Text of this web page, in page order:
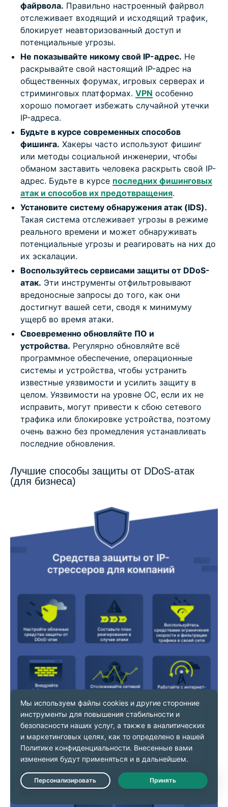
файрвола. Правильно настроенный файрвол
отслеживает входящий и исходящий трафик,
блокирует неавторизованный доступ и
потенциальные угрозы.
Не показывайте никому свой IP-адрес. Не
раскрывайте свой настоящий IP-адрес на
общественных форумах, игровых серверах и
стриминговых платформах. VPN особенно
хорошо помогает избежать случайной утечки
IP-адреса.
Будьте в курсе современных способов
фишинга. Хакеры часто используют фишинг
или методы социальной инженерии, чтобы
обманом заставить человека раскрыть свой IP-
адрес. Будьте в курсе последних фишинговых
атак и способов их предотвращения.
Установите систему обнаружения атак (IDS).
Такая система отслеживает угрозы в режиме
реального времени и может обнаруживать
потенциальные угрозы и реагировать на них до
их эскалации.
Воспользуйтесь сервисами защиты от DDoS-
атак. Эти инструменты отфильтровывают
вредоносные запросы до того, как они
достигнут вашей сети, сводя к минимуму
ущерб во время атаки.
Своевременно обновляйте ПО и
устройства. Регулярно обновляйте всё
программное обеспечение, операционные
системы и устройства, чтобы устранить
известные уязвимости и усилить защиту в
целом. Уязвимости на уровне ОС, если их не
исправить, могут привести к сбою сетевого
трафика или блокировке устройства, поэтому
очень важно без промедления устанавливать
последние обновления.
Лучшие способы защиты от DDoS-атак
(для бизнеса)
Live Chat